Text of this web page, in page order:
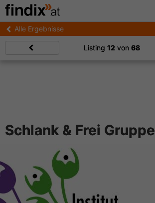
Alle Ergebnisse
Listing 12 von 68
Schlank & Frei Gruppe